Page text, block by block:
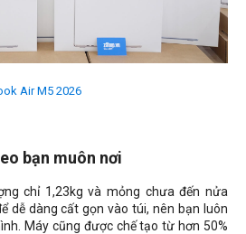
Air M5 2026
bạn muôn nơi
chỉ 1,23kg và mỏng chưa đến nửa
dễ dàng cất gọn vào túi, nên bạn luôn
Máy cũng được chế tạo từ hơn 50%